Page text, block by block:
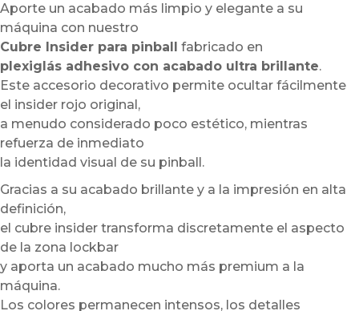
Aporte un acabado más limpio y elegante a su
máquina con nuestro
Cubre Insider para pinball
fabricado en
plexiglás adhesivo con acabado ultra brillante.
Este accesorio decorativo permite ocultar fácilmente
el insider rojo original,
a menudo considerado poco estético, mientras
refuerza de inmediato
la identidad visual de su pinball.
Gracias a su acabado brillante y a la impresión en alta
definición,
el cubre insider transforma discretamente el aspecto
de la zona lockbar
y aporta un acabado mucho más premium a la
máquina.
Los colores permanecen intensos, los detalles